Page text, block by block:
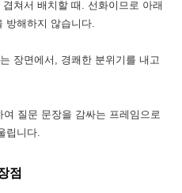
쳐서 배치할 때. 선화이므로 아래
방해하지 않습니다.
장면에서, 경쾌한 분위기를 내고
질문 문장을 감싸는 프레임으로
립니다.
점